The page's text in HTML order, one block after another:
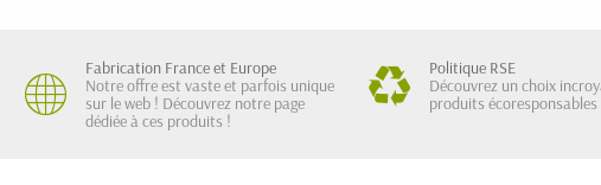
Fabrication France et Europe
Notre offre est vaste et parfois unique
sur le web ! Découvrez notre page
dédiée à ces produits !
Politique RSE
Découvrez un choix
produits écoresponsables